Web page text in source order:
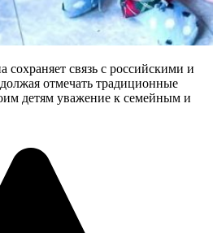
сохраняет связь с российскими и
отмечать традиционные
детям уважение к семейным и